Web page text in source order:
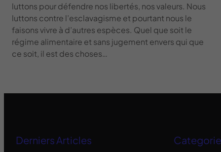
luttons pour défendre nos libertés, nos valeurs. Nous
luttons contre l’esclavagisme et pourtant nous le
faisons vivre à d’autres espèces. Quel que soit le
régime alimentaire et sans jugement envers qui que
ce soit, il est des choses…
Derniers Articles